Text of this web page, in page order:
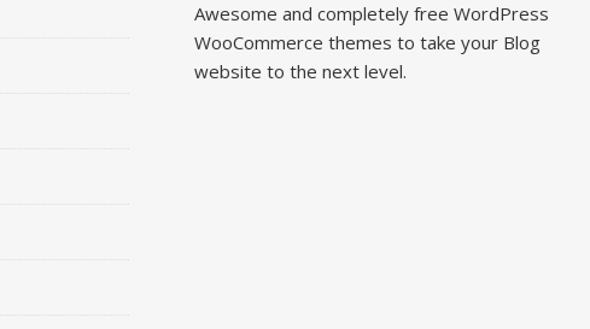
Awesome and completely free WordPress
WooCommerce themes to take your Blog
website to the next level.